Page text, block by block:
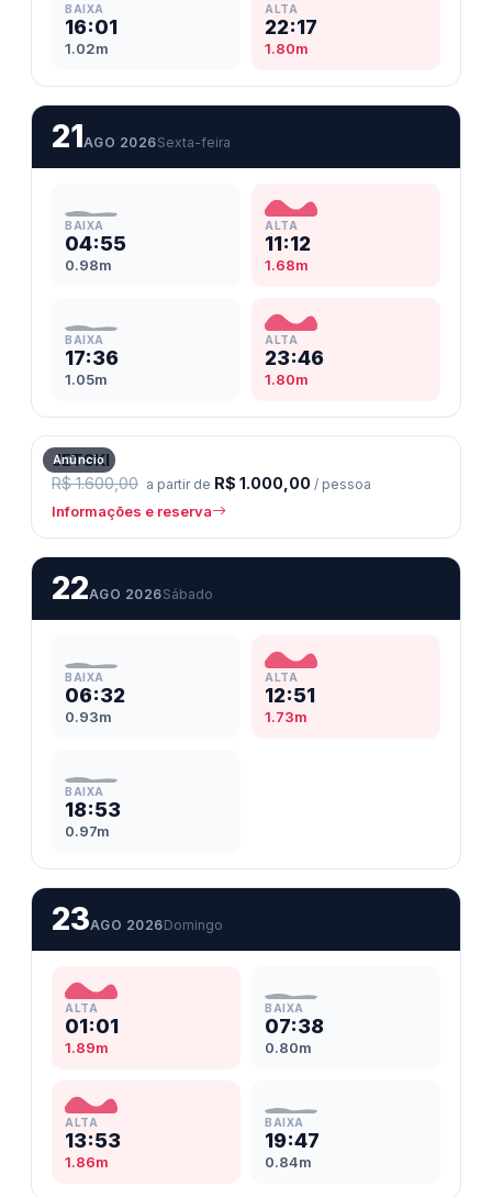
BAIXA
16:01
1.02m
ALTA
22:17
1.80m
21AGO 2026Sexta-feira
BAIXA
04:55
0.98m
ALTA
11:12
1.68m
BAIXA
17:36
1.05m
ALTA
23:46
1.80m
Anúncio
JETSKI
R$ 1.600,00 a partir de R$ 1.000,00 / pessoa
Informações e reserva
22AGO 2026Sábado
BAIXA
06:32
0.93m
ALTA
12:51
1.73m
BAIXA
18:53
0.97m
23AGO 2026Domingo
ALTA
01:01
1.89m
BAIXA
07:38
0.80m
ALTA
13:53
1.86m
BAIXA
19:47
0.84m